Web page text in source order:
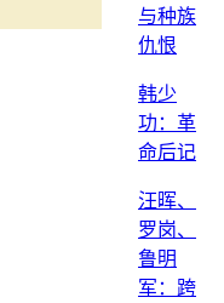
与种族
仇恨
韩少
功：革
命后记
汪晖、
罗岗、
鲁明
军：跨